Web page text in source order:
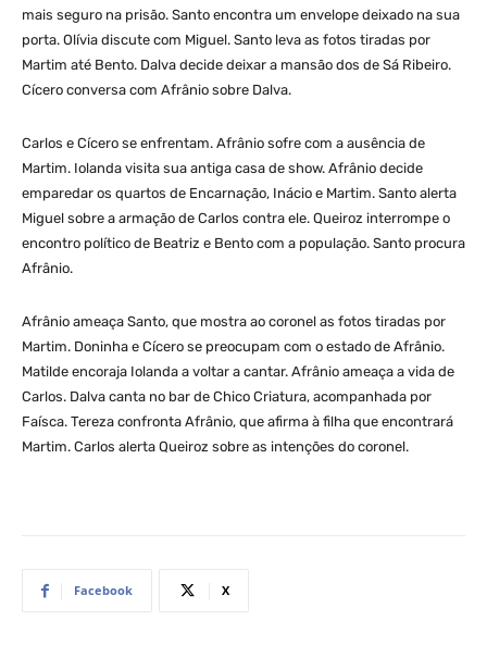
mais seguro na prisão. Santo encontra um envelope deixado na sua
porta. Olívia discute com Miguel. Santo leva as fotos tiradas por
Martim até Bento. Dalva decide deixar a mansão dos de Sá Ribeiro.
Cícero conversa com Afrânio sobre Dalva.
Carlos e Cícero se enfrentam. Afrânio sofre com a ausência de
Martim. Iolanda visita sua antiga casa de show. Afrânio decide
emparedar os quartos de Encarnação, Inácio e Martim. Santo alerta
Miguel sobre a armação de Carlos contra ele. Queiroz interrompe o
encontro político de Beatriz e Bento com a população. Santo procura
Afrânio.
Afrânio ameaça Santo, que mostra ao coronel as fotos tiradas por
Martim. Doninha e Cícero se preocupam com o estado de Afrânio.
Matilde encoraja Iolanda a voltar a cantar. Afrânio ameaça a vida de
Carlos. Dalva canta no bar de Chico Criatura, acompanhada por
Faísca. Tereza confronta Afrânio, que afirma à filha que encontrará
Martim. Carlos alerta Queiroz sobre as intenções do coronel.
Facebook X